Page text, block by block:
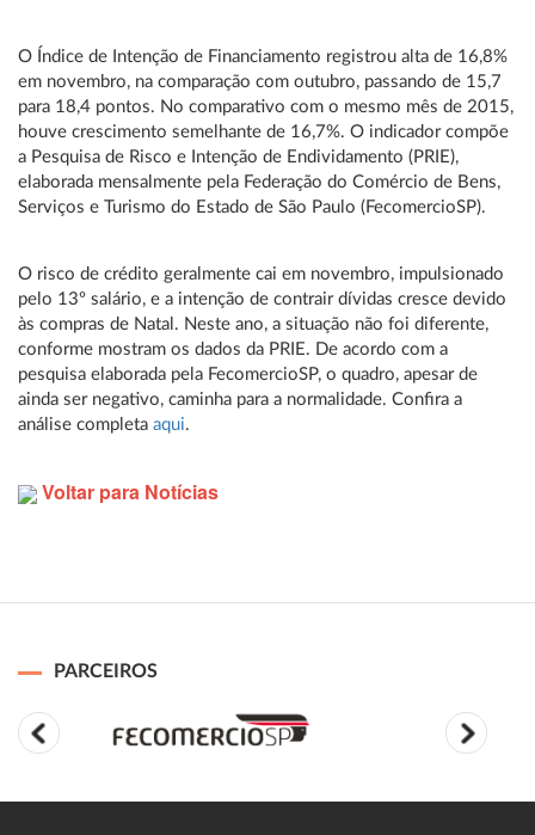
O Índice de Intenção de Financiamento registrou alta de 16,8%
em novembro, na comparação com outubro, passando de 15,7
para 18,4 pontos. No comparativo com o mesmo mês de 2015,
houve crescimento semelhante de 16,7%. O indicador compõe
a Pesquisa de Risco e Intenção de Endividamento (PRIE),
elaborada mensalmente pela Federação do Comércio de Bens,
Serviços e Turismo do Estado de São Paulo (FecomercioSP).
O risco de crédito geralmente cai em novembro, impulsionado
pelo 13º salário, e a intenção de contrair dívidas cresce devido
às compras de Natal. Neste ano, a situação não foi diferente,
conforme mostram os dados da PRIE. De acordo com a
pesquisa elaborada pela FecomercioSP, o quadro, apesar de
ainda ser negativo, caminha para a normalidade. Confira a
análise completa aqui.
Voltar para Notícias
PARCEIROS